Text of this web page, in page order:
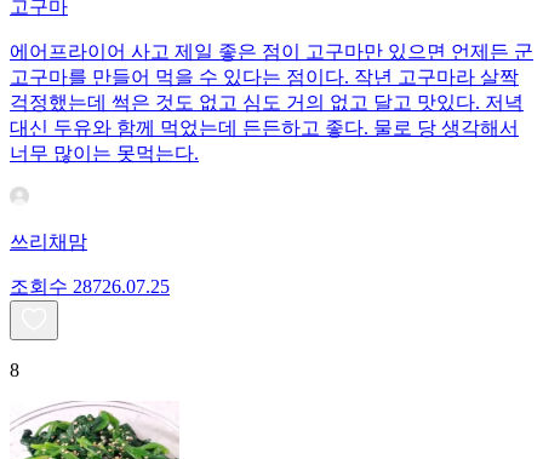
고구마
에어프라이어 사고 제일 좋은 점이 고구마만 있으면 언제든 군
고구마를 만들어 먹을 수 있다는 점이다. 작년 고구마라 살짝
걱정했는데 썩은 것도 없고 심도 거의 없고 달고 맛있다. 저녁
대신 두유와 함께 먹었는데 든든하고 좋다. 물로 당 생각해서
너무 많이는 못먹는다.
쓰리채맘
조회수 28726.07.25
8